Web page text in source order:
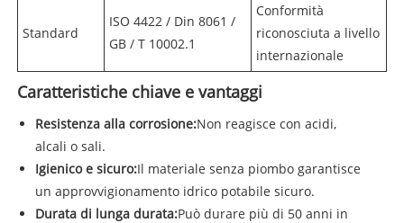
Standard
ISO 4422 / Din 8061 /
GB / T 10002.1
Conformità
riconosciuta a livello
internazionale
Caratteristiche chiave e vantaggi
Resistenza alla corrosione:Non reagisce con acidi,
alcali o sali.
Igienico e sicuro:Il materiale senza piombo garantisce
un approvvigionamento idrico potabile sicuro.
Durata di lunga durata:Può durare più di 50 anni in